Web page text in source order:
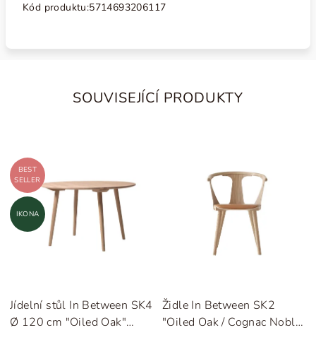
Kód produktu:5714693206117
SOUVISEJÍCÍ PRODUKTY
BEST
SELLER
IKONA
Jídelní stůl In Between SK4
Ø 120 cm "Oiled Oak"
Židle In Between SK2
"Oiled Oak / Cognac Noble